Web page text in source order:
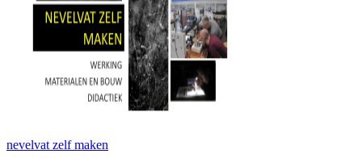
nevelvat zelf maken